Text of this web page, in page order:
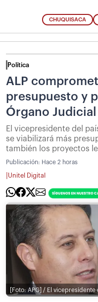
CHUQUISACA
Política
ALP
presupuesto y
Órgano Judicial
El vicepresidente del
se viabilizará más
también los proyectos
Publicación: Hace 2 horas
Unitel Digital
[Foto: APG] / El vicepresidente